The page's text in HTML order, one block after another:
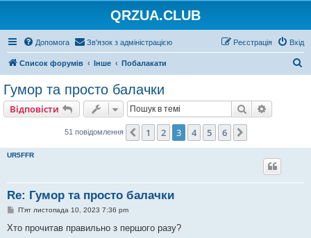
QRZUA.CLUB
Допомога Зв'язок з адміністрацією Вхід
Реєстрація
Список форумів Інше Побалакати
Гумор та просто балачки
Відповісти Пошук
51 повідомлення Поперед.
1 2 3 4 5 6
UR5FFR
Re: Гумор та просто балачки
П
в
П'ят листопада 10, 2023 7:36 pm
Хто прочитав правильно з першого разу?